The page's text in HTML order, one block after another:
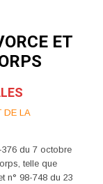
ET
DE LA
du 7 octobre
telle que
n° 98-748 du 23